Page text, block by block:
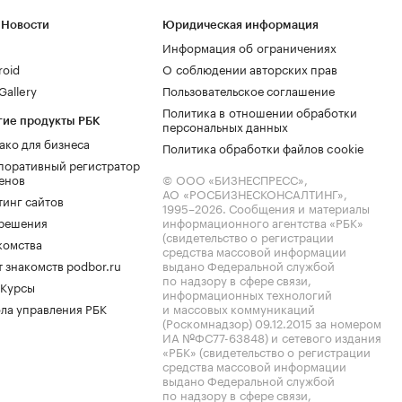
продукты РБК
для бизнеса
регистратор
сайтов
знакомств podbor.ru
управления РБК
Юридическая информация
Информация об ограничениях
О соблюдении авторских прав
Пользовательское соглашение
Политика в отношении обработки
персональных данных
Политика обработки файлов cookie
© ООО «БИЗНЕСПРЕСС»,
АО «РОСБИЗНЕСКОНСАЛТИНГ»,
1995–2026. Сообщения и материалы
информационного агентства «РБК»
(свидетельство о регистрации
средства массовой информации
выдано Федеральной службой
по надзору в сфере связи,
информационных технологий
и массовых коммуникаций
(Роскомнадзор) 09.12.2015 за номером
ИА №ФС77-63848) и сетевого издания
«РБК» (свидетельство о регистрации
средства массовой информации
выдано Федеральной службой
по надзору в сфере связи,